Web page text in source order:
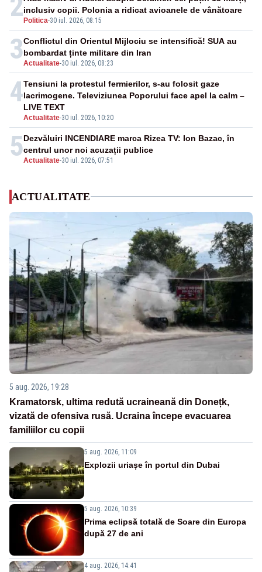
Politica-30 iul. 2026, 08:15
inclusiv copii. Polonia a ridicat avioanele de vânătoare
3Actualitate-30 iul. 2026, 08:23
Conflictul din Orientul Mijlociu se intensifică! SUA au
bombardat ținte militare din Iran
4
Actualitate-30 iul. 2026, 10:20
Tensiuni la protestul fermierilor, s-au folosit gaze
lacrimogene. Televiziunea Poporului face apel la calm –
LIVE TEXT
5Actualitate-30 iul. 2026, 07:51
Dezvăluiri INCENDIARE marca Rizea TV: Ion Bazac, în
centrul unor noi acuzații publice
ACTUALITATE
5 aug. 2026, 19:28
Kramatorsk, ultima redută ucraineană din Donețk,
vizată de ofensiva rusă. Ucraina începe evacuarea
familiilor cu copii
5 aug. 2026, 11:09
Explozii uriașe în portul din Dubai
5 aug. 2026, 10:39
Prima eclipsă totală de Soare din Europa
după 27 de ani
4 aug. 2026, 14:41